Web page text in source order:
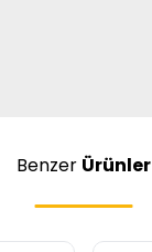
Benzer Ürünler